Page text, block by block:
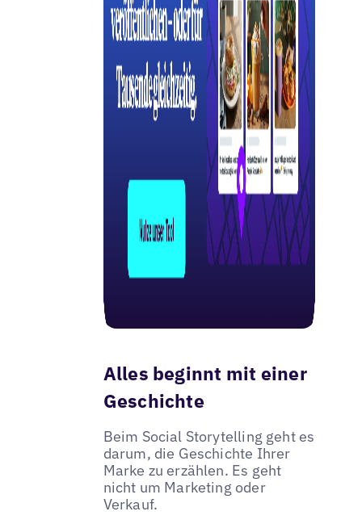
Alles beginnt mit einer
Geschichte
Beim Social Storytelling geht es
darum, die Geschichte Ihrer
Marke zu erzählen. Es geht
nicht um Marketing oder
Verkauf.